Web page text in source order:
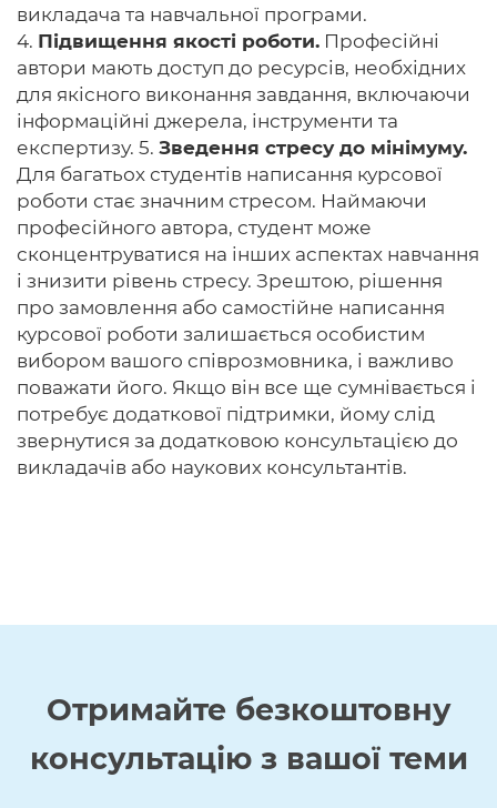
викладача та навчальної програми.
4. Підвищення якості роботи. Професійні
автори мають доступ до ресурсів, необхідних
для якісного виконання завдання, включаючи
інформаційні джерела, інструменти та
експертизу. 5. Зведення стресу до мінімуму.
Для багатьох студентів написання курсової
роботи стає значним стресом. Наймаючи
професійного автора, студент може
сконцентруватися на інших аспектах навчання
і знизити рівень стресу. Зрештою, рішення
про замовлення або самостійне написання
курсової роботи залишається особистим
вибором вашого співрозмовника, і важливо
поважати його. Якщо він все ще сумнівається і
потребує додаткової підтримки, йому слід
звернутися за додатковою консультацією до
викладачів або наукових консультантів.
Отримайте безкоштовну
консультацію з вашої теми